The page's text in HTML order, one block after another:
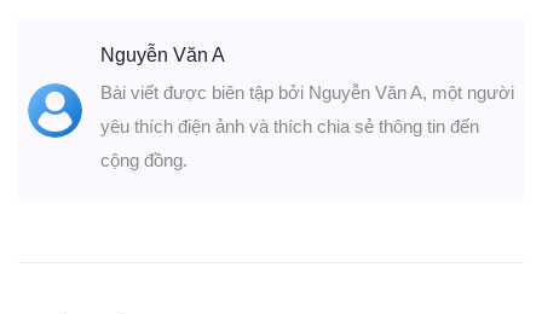
Nguyễn Văn A
Bài viết được biên tập bởi Nguyễn Văn A, một người
yêu thích điện ảnh và thích chia sẻ thông tin đến
cộng đồng.